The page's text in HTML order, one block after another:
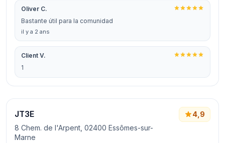
Oliver C.
Bastante útil para la comunidad
il y a 2 ans
Client V.
1
JT3E
8 Chem. de l'Arpent, 02400 Essômes-sur-
Marne
4,9